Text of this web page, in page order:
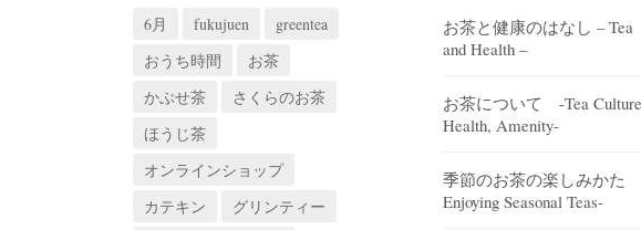
6月 fukujuen
greentea
おうち時間
お茶
かぶせ茶
さくらのお茶
ほうじ茶
オンラインショップ
カテキン
グリンティー
お茶と健康のはなし – Tea
and Health –
お茶について -Tea
Health, Amenity-
季節のお茶の楽しみかた
Enjoying Seasonal Teas-